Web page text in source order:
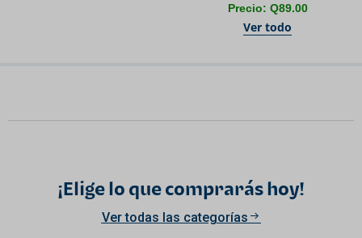
Precio: Q89.00
Ver todo
¡Elige lo que comprarás hoy!
Ver todas las categorías